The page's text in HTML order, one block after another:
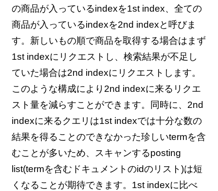
の商品が入っているindexを1st index、全ての
商品が入っているindexを2nd indexと呼びま
す。新しいもの順で商品を取得する場合はまず
1st indexにリクエストし、検索結果が不足し
ていた場合は2nd indexにリクエストします。
このような構成により2nd indexに来るリクエ
スト量を減らすことができます。同時に、2nd
indexに来るクエリは1st indexでは十分な数の
結果を得ることのできなかった珍しいtermを含
むことが多いため、スキャンするposting
list(termを含むドキュメントのidのリスト)は短
くなることが期待できます。1st indexに比べ